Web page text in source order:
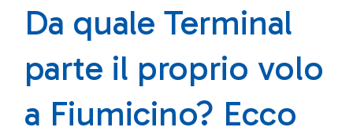
Da quale Terminal
parte il proprio volo
a Fiumicino? Ecco